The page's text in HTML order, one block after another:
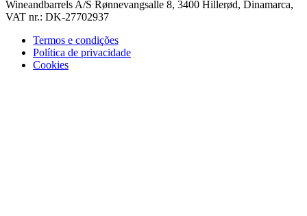
Wineandbarrels A/S Rønnevangsalle 8, 3400 Hillerød, Dinamarca,
VAT nr.: DK-27702937
Termos e condições
Política de privacidade
Cookies